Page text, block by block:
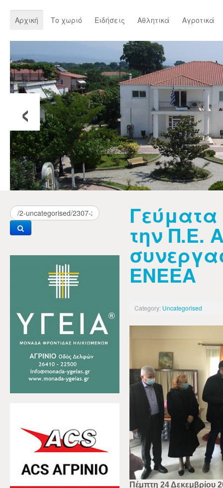
Αρχική Το χωριό Ειδήσεις Αθλητικά Αγροτικά
‹
την Π.Ε.
ΕΝΕΕΑ
Category: Uncategorised
Πέμπτη 24 Δεκεμβρίου